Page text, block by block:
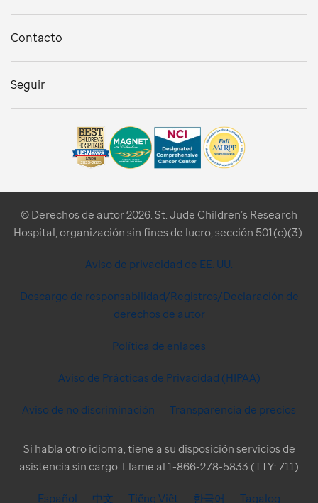
Contacto
Seguir
© Derechos de autor 2026. St. Jude Children’s Research
Hospital, organización sin fines de lucro, sección 501(c)(3).
Aviso de privacidad de EE. UU.
Descargo de responsabilidad/Registros/Declaración de
derechos de autor
Política de enlaces
Aviso de Prácticas de Privacidad (HIPAA)
Aviso de no discriminación Transparencia de precios
Si habla otro idioma, tiene a su disposición servicios de
asistencia sin cargo. Llame al 1-866-278-5833 (TTY: 711)
Español 中文 Tiếng Việt 한국어 Tagalog